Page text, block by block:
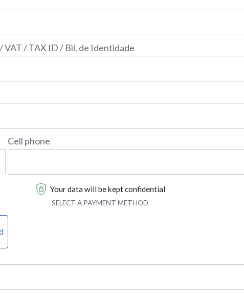
VAT / TAX ID / Bil. de Identidade
Cell phone
Your data will be kept confidential
SELECT A PAYMENT METHOD